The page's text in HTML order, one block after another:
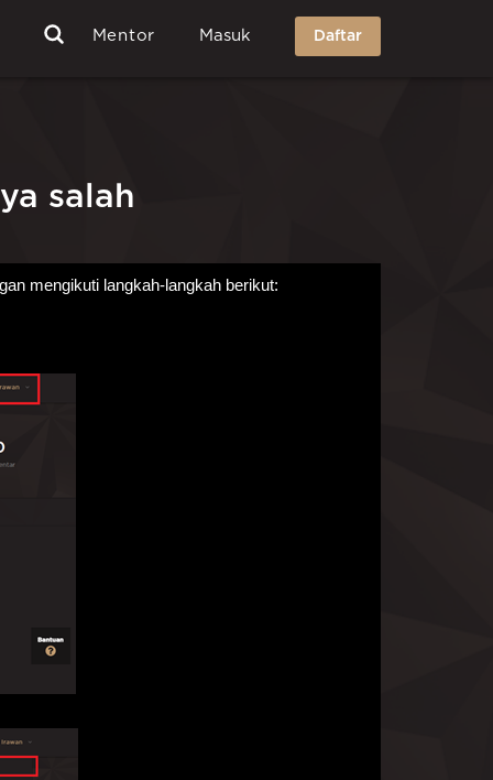
Mentor Masuk Daftar
salah
mengikuti langkah-langkah berikut: